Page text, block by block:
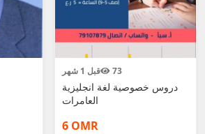
قبل 1 شهر 73
دروس خصوصية لغة انجليزية
العامرات
6 OMR